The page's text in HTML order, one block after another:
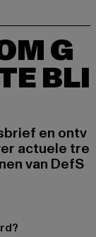
G
BLI
en ontv
actuele tre
van DefS